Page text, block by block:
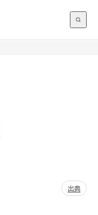
出典